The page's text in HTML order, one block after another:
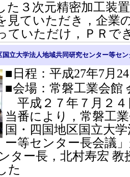
３次元精密加工装
見ていただき，企業
ていただけ，ＰＲで
立大学法人地域共同研究センター等セ
■日程：平成27年7月
■会場：常磐工業会館
平成２７年７月２４
当番により，常磐工
国・四国地区国立大
ー等センター長会議
ター長，北村寿宏 教
た